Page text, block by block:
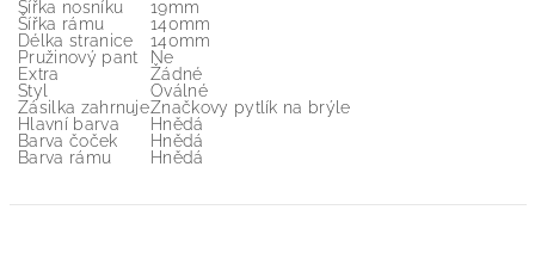
Šířka nosníku
19mm
Šířka rámu
140mm
Délka stranice
140mm
Pružinový pant
Ne
Extra
Žádné
Styl
Oválné
Zásilka zahrnujeZnačkovy pytlík na brýle
Hlavní barva
Hnědá
Barva čoček
Hnědá
Barva rámu
Hnědá